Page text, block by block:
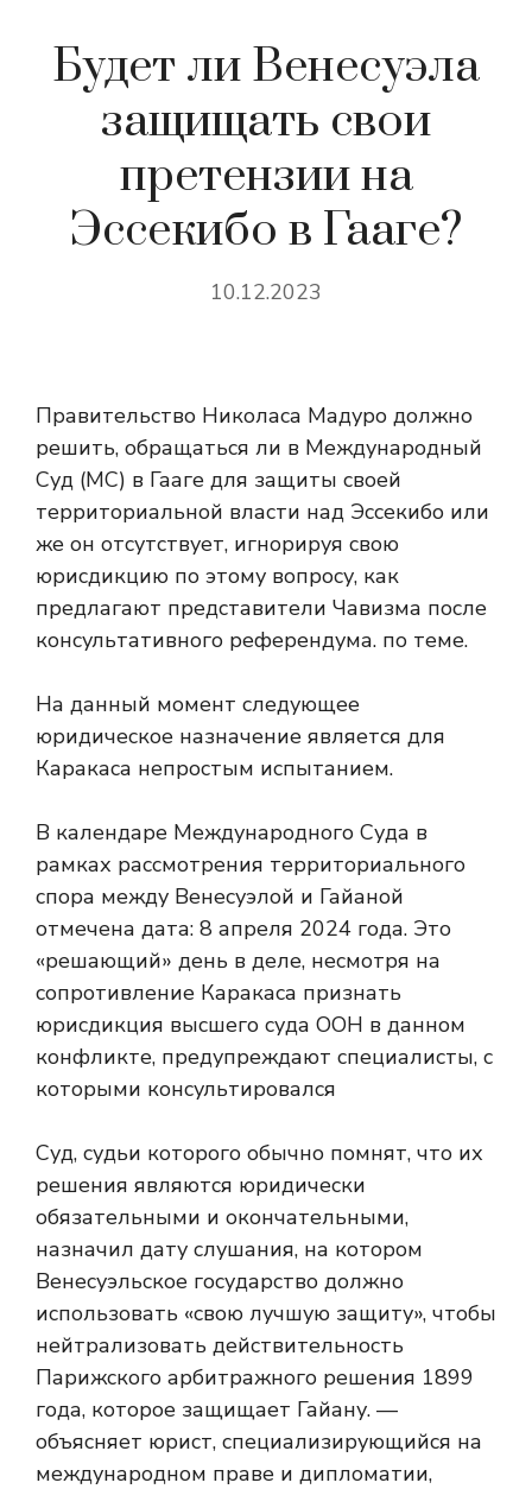
Будет ли Венесуэла
защищать свои
претензии на
Эссекибо в Гааге?
10.12.2023
Правительство Николаса Мадуро должно
решить, обращаться ли в Международный
Суд (МС) в Гааге для защиты своей
территориальной власти над Эссекибо или
же он отсутствует, игнорируя свою
юрисдикцию по этому вопросу, как
предлагают представители Чавизма после
консультативного референдума. по теме.
На данный момент следующее
юридическое назначение является для
Каракаса непростым испытанием.
В календаре Международного Суда в
рамках рассмотрения территориального
спора между Венесуэлой и Гайаной
отмечена дата: 8 апреля 2024 года. Это
«решающий» день в деле, несмотря на
сопротивление Каракаса признать
юрисдикция высшего суда ООН в данном
конфликте, предупреждают специалисты, с
которыми консультировался
Суд, судьи которого обычно помнят, что их
решения являются юридически
обязательными и окончательными,
назначил дату слушания, на котором
Венесуэльское государство должно
использовать «свою лучшую защиту», чтобы
нейтрализовать действительность
Парижского арбитражного решения 1899
года, которое защищает Гайану. —
объясняет юрист, специализирующийся на
международном праве и дипломатии,